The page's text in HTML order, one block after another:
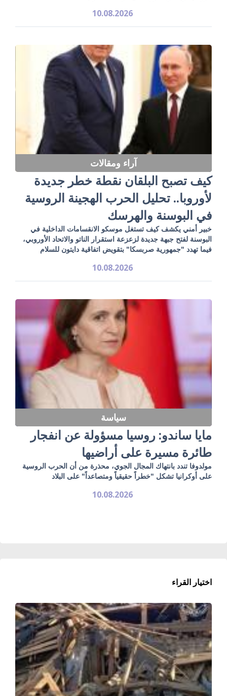
10.08.2026
آراء ومقالات
كيف تصبح البلقان نقطة خطر جديدة
لأوروبا.. تحليل الحرب الهجينة الروسية
في البوسنة والهرسك
خبير أمني يكشف كيف تستغل موسكو الانقسامات الداخلية في
البوسنة لفتح جبهة جديدة لزعزعة استقرار الناتو والاتحاد الأوروبي،
فيما تهدد "جمهورية صربسكا" بتقويض اتفاقية دايتون للسلام
10.08.2026
سياسة
مايا ساندو: روسيا مسؤولة عن انفجار
طائرة مسيرة على أراضيها
مولدوفا تندد بانتهاك المجال الجوي، محذرة من أن الحرب الروسية
على أوكرانيا تشكل "خطراً حقيقياً ومتصاعداً" على البلاد
10.08.2026
اختيار القراء